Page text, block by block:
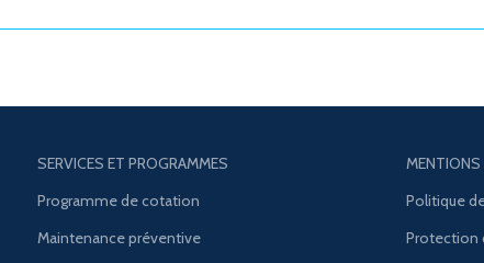
SERVICES ET PROGRAMMES
Programme de cotation
Maintenance préventive
MENTIONS
Politique
Protection